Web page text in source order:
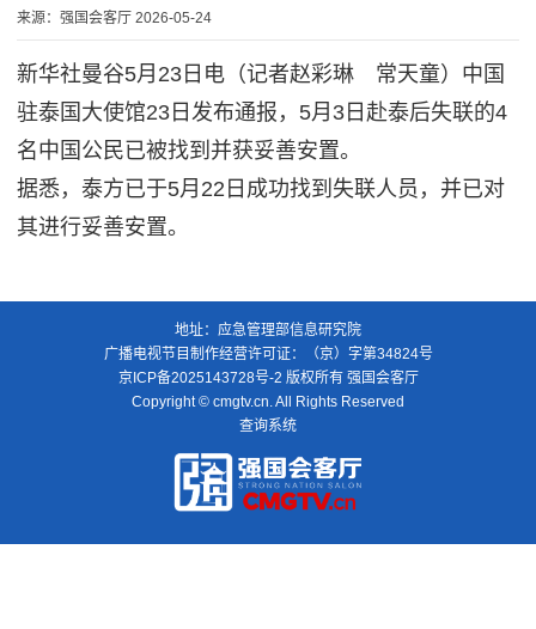
来源：强国会客厅 2026-05-24
新华社曼谷5月23日电（记者赵彩琳 常天童）中国
驻泰国大使馆23日发布通报，5月3日赴泰后失联的4
名中国公民已被找到并获妥善安置。
据悉，泰方已于5月22日成功找到失联人员，并已对
其进行妥善安置。
地址：应急管理部信息研究院
广播电视节目制作经营许可证：（京）字第34824号
京ICP备2025143728号-2 版权所有 强国会客厅
Copyright © cmgtv.cn. All Rights Reserved
查询系统